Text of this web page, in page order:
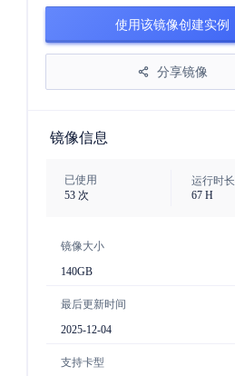
使用该镜像创建实例
分享镜像
镜像信息
已使用
53 次
运行时长
67H
镜像大小
140GB
最后更新时间
2025-12-04
支持卡型